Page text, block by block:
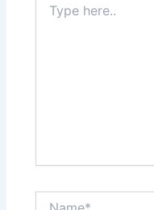
here..